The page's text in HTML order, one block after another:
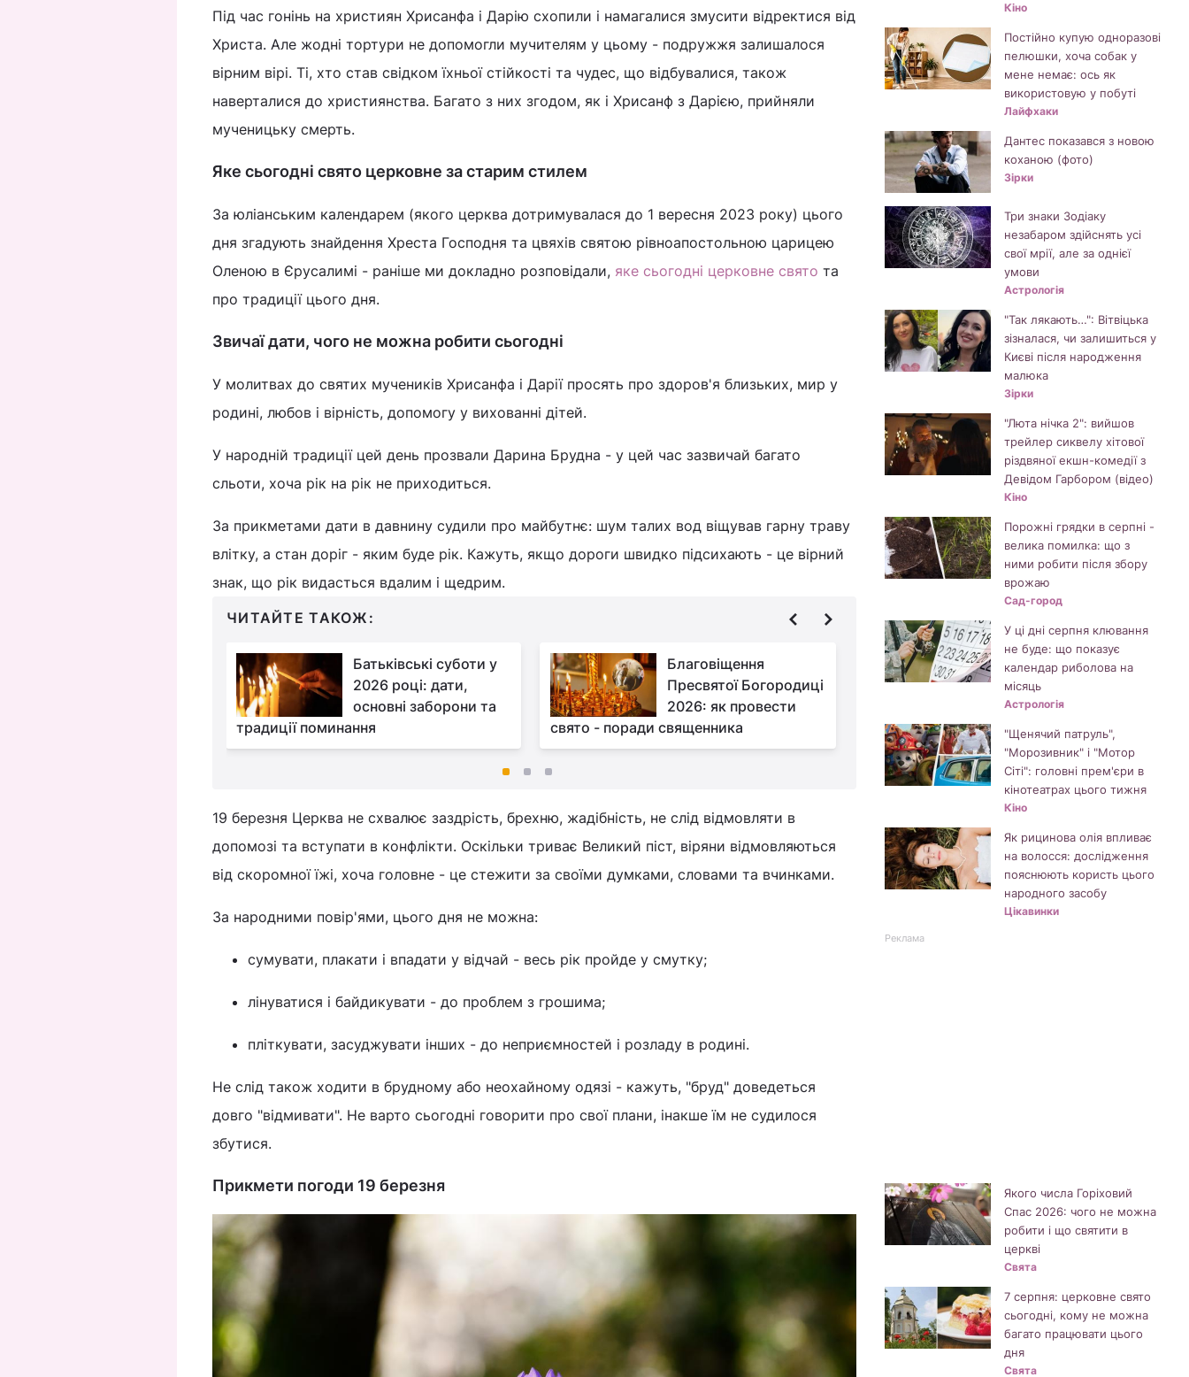
Під час гонінь на християн Хрисанфа і Дарію схопили і намагалися змусити відректися від
Христа. Але жодні тортури не допомогли мучителям у цьому - подружжя залишалося
вірним вірі. Ті, хто став свідком їхньої стійкості та чудес, що відбувалися, також
наверталися до християнства. Багато з них згодом, як і Хрисанф з Дарією, прийняли
мученицьку смерть.
Яке сьогодні свято церковне за старим стилем
За юліанським календарем (якого церква дотримувалася до 1 вересня 2023 року) цього
дня згадують знайдення Хреста Господня та цвяхів святою рівноапостольною царицею
Оленою в Єрусалимі - раніше ми докладно розповідали, яке сьогодні церковне свято та
про традиції цього дня.
Звичаї дати, чого не можна робити сьогодні
У молитвах до святих мучеників Хрисанфа і Дарії просять про здоров'я близьких, мир у
родині, любов і вірність, допомогу у вихованні дітей.
У народній традиції цей день прозвали Дарина Брудна - у цей час зазвичай багато
сльоти, хоча рік на рік не приходиться.
За прикметами дати в давнину судили про майбутнє: шум талих вод віщував гарну траву
влітку, а стан доріг - яким буде рік. Кажуть, якщо дороги швидко підсихають - це вірний
знак, що рік видасться вдалим і щедрим.
ЧИТАЙТЕ ТАКОЖ:
Батьківські суботи у
2026 році: дати,
основні заборони та
традиції поминання
Благовіщення
Пресвятої Богородиці
2026: як провести
свято - поради священника
18 березня: церковне
свято сьогодні, про
що не можна
розповідати за столом цього дня
19 березня Церква не схвалює заздрість, брехню, жадібність, не слід відмовляти в
допомозі та вступати в конфлікти. Оскільки триває Великий піст, віряни відмовляються
від скоромної їжі, хоча головне - це стежити за своїми думками, словами та вчинками.
За народними повір'ями, цього дня не можна:
сумувати, плакати і впадати у відчай - весь рік пройде у смутку;
лінуватися і байдикувати - до проблем з грошима;
пліткувати, засуджувати інших - до неприємностей і розладу в родині.
Не слід також ходити в брудному або неохайному одязі - кажуть, "бруд" доведеться
довго "відмивати". Не варто сьогодні говорити про свої плани, інакше їм не судилося
збутися.
Прикмети погоди 19 березня
Кіно
Постійно купую одноразові
пелюшки, хоча собак у
мене немає: ось як
використовую у побуті
Лайфхаки
Дантес показався з новою
коханою (фото)
Зірки
Три знаки Зодіаку
незабаром здійснять усі
свої мрії, але за однієї
умови
Астрологія
"Так лякають…": Вітвіцька
зізналася, чи залишиться у
Києві після народження
малюка
Зірки
"Люта нічка 2": вийшов
трейлер сиквелу хітової
різдвяної екшн-комедії з
Девідом Гарбором (відео)
Кіно
Порожні грядки в серпні -
велика помилка: що з
ними робити після збору
врожаю
Сад-город
У ці дні серпня клювання
не буде: що показує
календар риболова на
місяць
Астрологія
"Щенячий патруль",
"Морозивник" і "Мотор
Сіті": головні прем'єри в
кінотеатрах цього тижня
Кіно
Як рицинова олія впливає
на волосся: дослідження
пояснюють користь цього
народного засобу
Цікавинки
Реклама
Якого числа Горіховий
Спас 2026: чого не можна
робити і що святити в
церкві
Свята
7 серпня: церковне свято
сьогодні, кому не можна
багато працювати цього
дня
Свята